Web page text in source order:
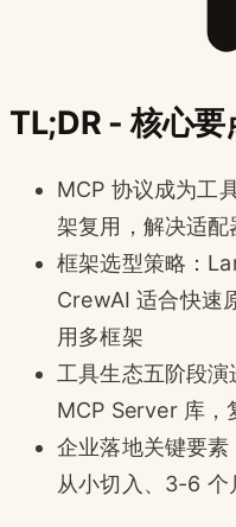
TL;DR - 核心要
MCP 协议成为工
架复用，解决适配
框架选型策略：
CrewAI 适合快速
用多框架
工具生态五阶段
MCP Server 库，
企业落地关键要素
从小切入、3-6 个